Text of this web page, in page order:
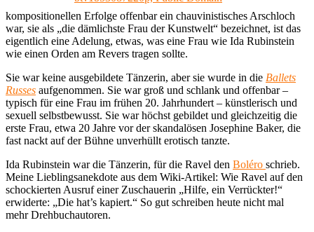
kompositionellen Erfolge offenbar ein chauvinistisches Arschloch
war, sie als „die dämlichste Frau der Kunstwelt“ bezeichnet, ist das
eigentlich eine Adelung, etwas, was eine Frau wie Ida Rubinstein
wie einen Orden am Revers tragen sollte.
Sie war keine ausgebildete Tänzerin, aber sie wurde in die Ballets
Russes aufgenommen. Sie war groß und schlank und offenbar –
typisch für eine Frau im frühen 20. Jahrhundert – künstlerisch und
sexuell selbstbewusst. Sie war höchst gebildet und gleichzeitig die
erste Frau, etwa 20 Jahre vor der skandalösen Josephine Baker, die
fast nackt auf der Bühne unverhüllt erotisch tanzte.
Ida Rubinstein war die Tänzerin, für die Ravel den Boléro schrieb.
Meine Lieblingsanekdote aus dem Wiki-Artikel: Wie Ravel auf den
schockierten Ausruf einer Zuschauerin „Hilfe, ein Verrückter!“
erwiderte: „Die hat’s kapiert.“ So gut schreiben heute nicht mal
mehr Drehbuchautoren.